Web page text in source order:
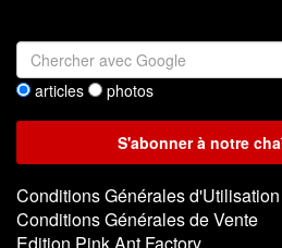
articles photos
Conditions Générales d'Utilisation
Conditions Générales de Vente